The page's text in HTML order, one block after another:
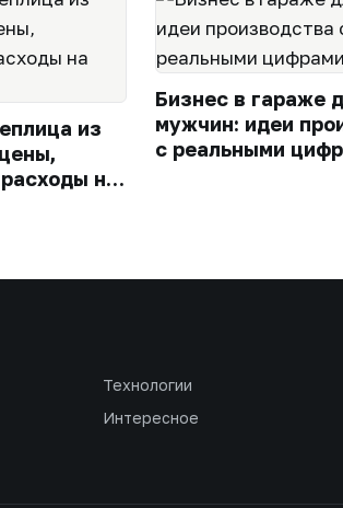
из
на
Бизнес в гараже
мужчин: идеи
с реальными
Технологии
Интересное